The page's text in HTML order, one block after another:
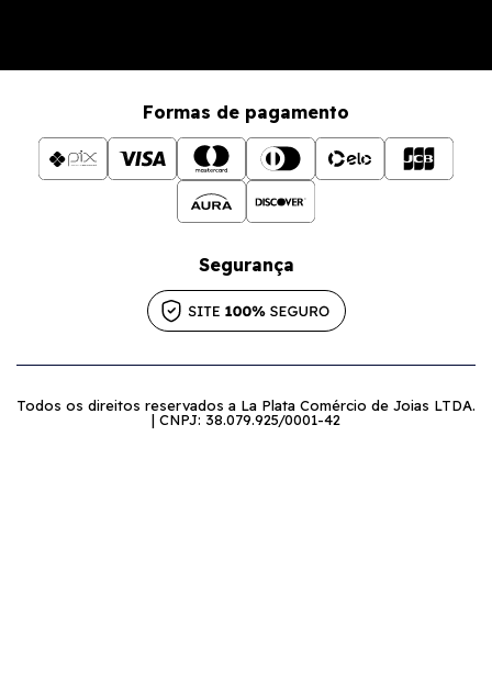
Formas de pagamento
Segurança
Todos os direitos reservados a La Plata Comércio de Joias LTDA.
| CNPJ: 38.079.925/0001-42